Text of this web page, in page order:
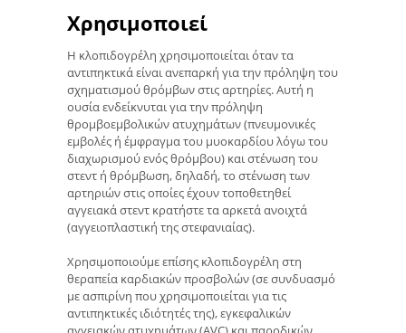
Χρησιμοποιεί
Η κλοπιδογρέλη χρησιμοποιείται όταν τα
αντιπηκτικά είναι ανεπαρκή για την πρόληψη του
σχηματισμού θρόμβων στις αρτηρίες. Αυτή η
ουσία ενδείκνυται για την πρόληψη
θρομβοεμβολικών ατυχημάτων (πνευμονικές
εμβολές ή έμφραγμα του μυοκαρδίου λόγω του
διαχωρισμού ενός θρόμβου) και στένωση του
στεντ ή θρόμβωση, δηλαδή, το στένωση των
αρτηριών στις οποίες έχουν τοποθετηθεί
αγγειακά στεντ κρατήστε τα αρκετά ανοιχτά
(αγγειοπλαστική της στεφανιαίας).
Χρησιμοποιούμε επίσης κλοπιδογρέλη στη
θεραπεία καρδιακών προσβολών (σε συνδυασμό
με ασπιρίνη που χρησιμοποιείται για τις
αντιπηκτικές ιδιότητές της), εγκεφαλικών